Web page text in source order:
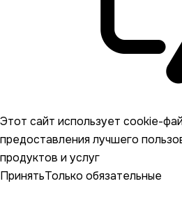
Этот сайт использует cookie-
предоставления лучшего
продуктов и услуг
ПринятьТолько обязательные